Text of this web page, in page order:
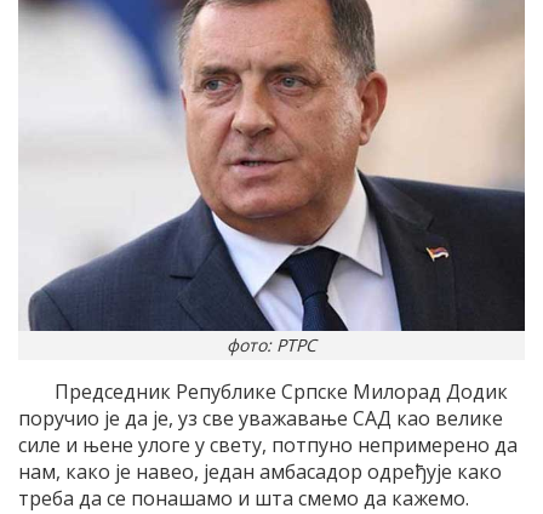
фото: РТРС
Председник Републике Српске Милорад Додик
поручио је да је, уз све уважавање САД као велике
силе и њене улоге у свету, потпуно непримерено да
нам, како је навео, један амбасадор одређује како
треба да се понашамо и шта смемо да кажемо.